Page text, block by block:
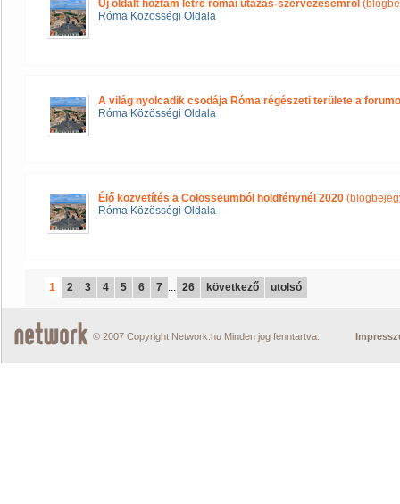
Új oldalt hoztam létre római utazás-szervezésemről
Róma Közösségi Oldala
A világ nyolcadik csodája Róma régészeti területe a
Róma Közösségi Oldala
Élő közvetítés a Colosseumból holdfénynél 2020
Róma Közösségi Oldala
1 2 3 4 5 6 7 ... 26 következő utolsó
© 2007 Copyright Network.hu Minden jog fenntartva.